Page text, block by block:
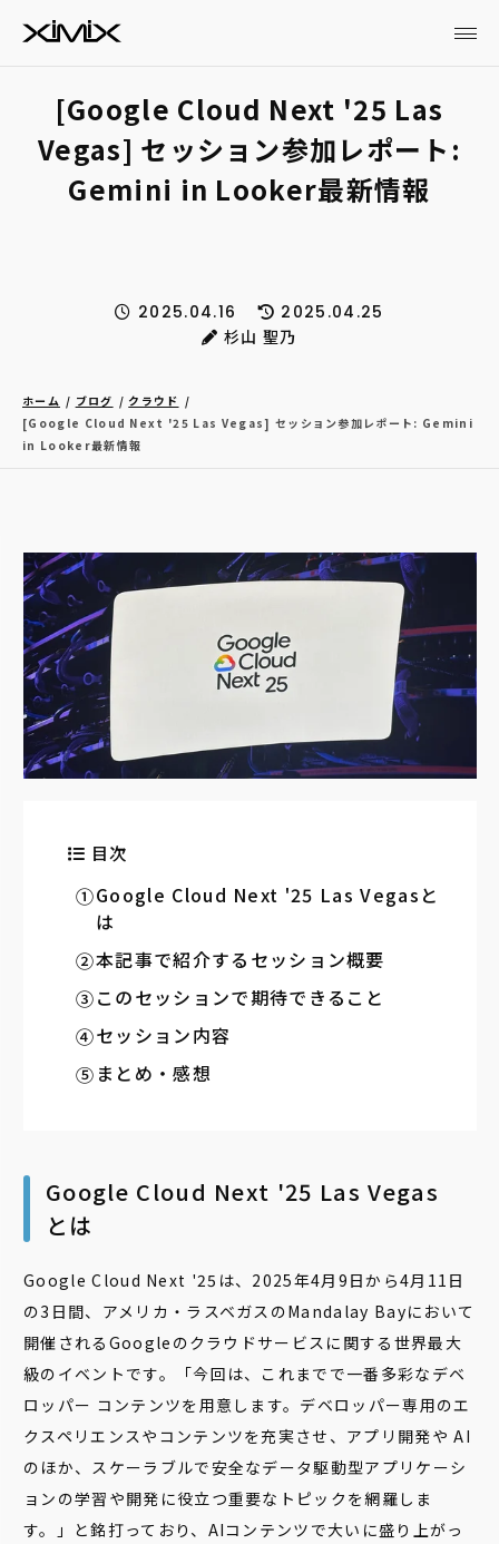
[Google Cloud Next '25 Las
Vegas] セッション参加レポート:
Gemini in Looker最新情報
2025.04.16
2025.04.25
杉山 聖乃
ホーム ブログ
クラウド
[Google Cloud Next '25 Las Vegas] セッション参加レポート: Gemini
in Looker最新情報
目次
Google Cloud Next '25 Las Vegasと
は
本記事で紹介するセッション概要
このセッションで期待できること
セッション内容
まとめ・感想
Google Cloud Next '25 Las Vegas
とは
Google Cloud Next '25は、2025年4月9日から4月11日
の3日間、アメリカ・ラスベガスのMandalay Bayにおいて
開催される Googleのクラウドサービスに関する世界最大
級のイベントです。「今回は、これまでで一番多彩なデベ
ロッパー コンテンツを用意します。デベロッパー専用のエ
クスペリエンスやコンテンツを充実させ、アプリ開発や AI
のほか、スケーラブルで安全なデータ駆動型アプリケーシ
ョンの学習や開発に役立つ重要なトピックを網羅しま
す。」と銘打っており、AIコンテンツで大いに盛り上がっ